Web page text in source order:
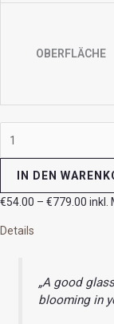
OBERFLÄCHE
IN DEN
€54.00 – €779.00 inkl.
Details
„A good
blooming in